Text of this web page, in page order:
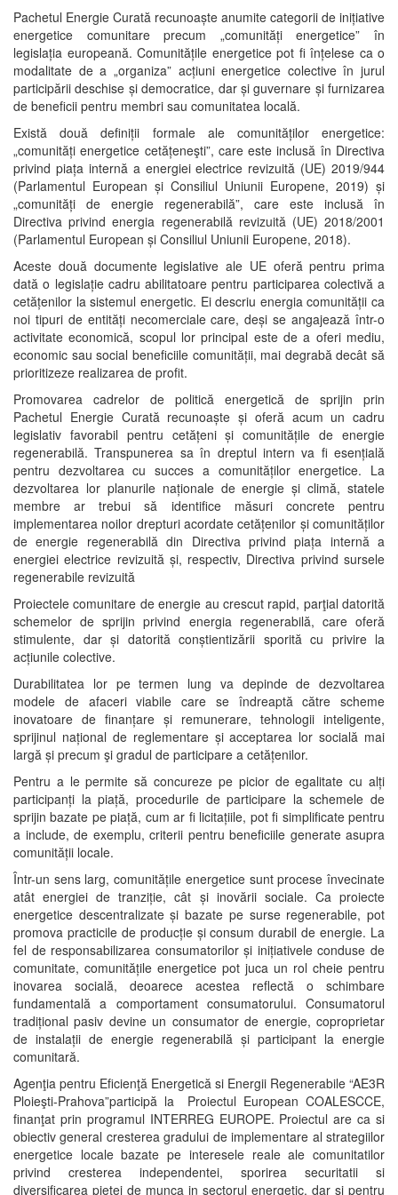
Pachetul Energie Curată recunoaște anumite categorii de inițiative
energetice comunitare precum „comunități energetice” în
legislația europeană. Comunitățile energetice pot fi înțelese ca o
modalitate de a „organiza” acțiuni energetice colective în jurul
participării deschise și democratice, dar și guvernare și furnizarea
de beneficii pentru membri sau comunitatea locală.
Există două definiții formale ale comunităților energetice:
„comunități energetice cetățeneşti”, care este inclusă în Directiva
privind piața internă a energiei electrice revizuită (UE) 2019/944
(Parlamentul European și Consiliul Uniunii Europene, 2019) și
„comunități de energie regenerabilă”, care este inclusă în
Directiva privind energia regenerabilă revizuită (UE) 2018/2001
(Parlamentul European și Consiliul Uniunii Europene, 2018).
Aceste două documente legislative ale UE oferă pentru prima
dată o legislație cadru abilitatoare pentru participarea colectivă a
cetățenilor la sistemul energetic. Ei descriu energia comunității ca
noi tipuri de entități necomerciale care, deși se angajează într-o
activitate economică, scopul lor principal este de a oferi mediu,
economic sau social beneficiile comunității, mai degrabă decât să
prioritizeze realizarea de profit.
Promovarea cadrelor de politică energetică de sprijin prin
Pachetul Energie Curată recunoaște și oferă acum un cadru
legislativ favorabil pentru cetățeni și comunitățile de energie
regenerabilă. Transpunerea sa în dreptul intern va fi esențială
pentru dezvoltarea cu succes a comunităților energetice. La
dezvoltarea lor planurile naționale de energie și climă, statele
membre ar trebui să identifice măsuri concrete pentru
implementarea noilor drepturi acordate cetățenilor și comunităților
de energie regenerabilă din Directiva privind piața internă a
energiei electrice revizuită și, respectiv, Directiva privind sursele
regenerabile revizuită
Proiectele comunitare de energie au crescut rapid, parţial datorită
schemelor de sprijin privind energia regenerabilă, care oferă
stimulente, dar și datorită conștientizării sporită cu privire la
acțiunile colective.
Durabilitatea lor pe termen lung va depinde de dezvoltarea
modele de afaceri viabile care se îndreaptă către scheme
inovatoare de finanțare și remunerare, tehnologii inteligente,
sprijinul național de reglementare și acceptarea lor socială mai
largă și precum şi gradul de participare a cetățenilor.
Pentru a le permite să concureze pe picior de egalitate cu alți
participanți la piață, procedurile de participare la schemele de
sprijin bazate pe piață, cum ar fi licitațiile, pot fi simplificate pentru
a include, de exemplu, criterii pentru beneficiile generate asupra
comunității locale.
Într-un sens larg, comunitățile energetice sunt procese învecinate
atât energiei de tranziție, cât și inovării sociale. Ca proiecte
energetice descentralizate și bazate pe surse regenerabile, pot
promova practicile de producție și consum durabil de energie. La
fel de responsabilizarea consumatorilor și inițiativele conduse de
comunitate, comunitățile energetice pot juca un rol cheie pentru
inovarea socială, deoarece acestea reflectă o schimbare
fundamentală a comportament consumatorului. Consumatorul
tradițional pasiv devine un consumator de energie, coproprietar
de instalații de energie regenerabilă și participant la energie
comunitară.
Agenţia pentru Eficienţă Energetică si Energii Regenerabile “AE3R
Ploieşti-Prahova”participă la Proiectul European COALESCCE,
finanţat prin programul INTERREG EUROPE. Proiectul are ca si
obiectiv general cresterea gradului de implementare al strategiilor
energetice locale bazate pe interesele reale ale comunitatilor
privind cresterea independentei, sporirea securitatii si
diversificarea pietei de munca in sectorul energetic, dar si pentru